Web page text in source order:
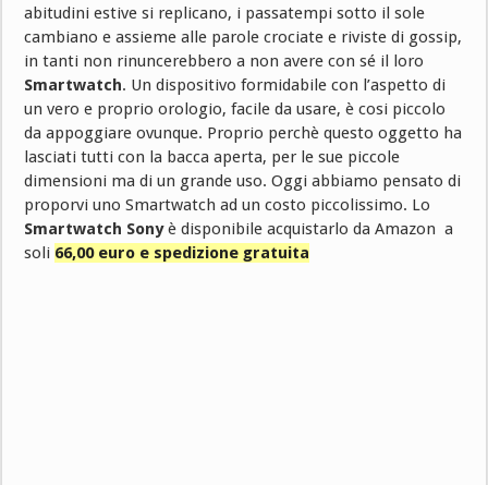
abitudini estive si replicano, i passatempi sotto il sole
cambiano e assieme alle parole crociate e riviste di gossip,
in tanti non rinuncerebbero a non avere con sé il loro
Smartwatch. Un dispositivo formidabile con l’aspetto di
un vero e proprio orologio, facile da usare, è cosi piccolo
da appoggiare ovunque. Proprio perchè questo oggetto ha
lasciati tutti con la bacca aperta, per le sue piccole
dimensioni ma di un grande uso. Oggi abbiamo pensato di
proporvi uno Smartwatch ad un costo piccolissimo. Lo
Smartwatch Sonyè disponibile acquistarlo da Amazon a
soli 66,00 euro e spedizione gratuita